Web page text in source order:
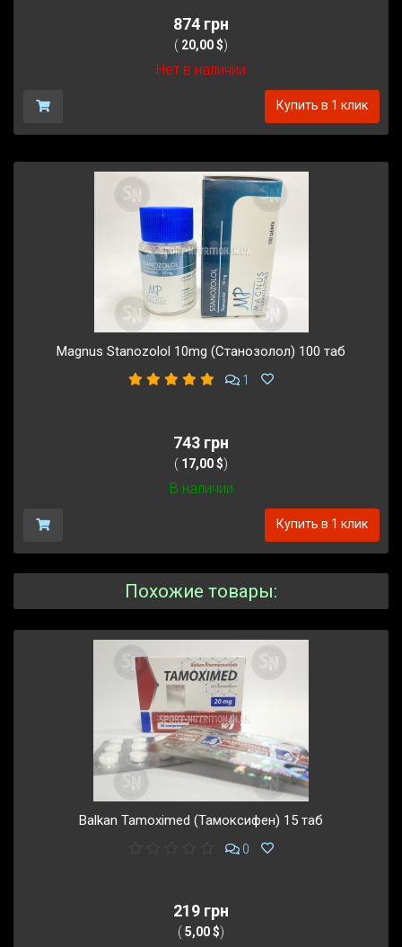
874 грн
( 20,00 $)
Нет в наличии
Купить в 1 клик
Magnus Stanozolol 10mg (Станозолол) 100 таб
1
743 грн
( 17,00 $)
В наличии
Купить в 1 клик
Похожие товары:
Balkan Tamoximed (Тамоксифен) 15 таб
0
219 грн
( 5,00 $)